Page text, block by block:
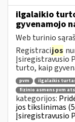
ilgalaikio
gyvenamojo
Web turinio
Registracijos
Įsiregistravusio
turto, kaip
pvm ilgalaikis
fizinio asmens pvm
kategorijos:
jos tikslinimas
Įsiregistravusio